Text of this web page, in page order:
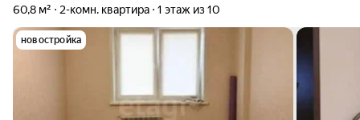
60,8 м² 2-комн. квартира 1 этаж из 10
новостройка